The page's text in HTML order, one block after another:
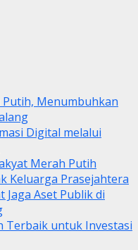
Menumbuhkan
Digital melalui
Merah Putih
Keluarga Prasejahtera
Jaga Aset Publik di
Terbaik untuk Investasi